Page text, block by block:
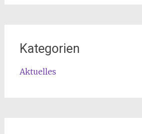
Kategorien
Aktuelles